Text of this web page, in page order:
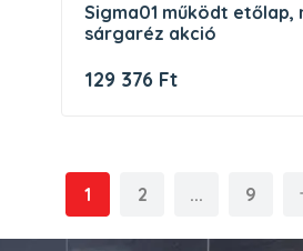
sigma01 működt etőlap, nemes
sárgaréz akció
129 376 Ft
1 2 ... 9